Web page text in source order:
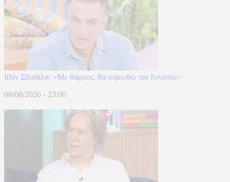
Ιβάν Σβιτάιλο: «Με θάρρος, θα σηκωθώ πιο δυνατός»
08/08/2026 - 23:00